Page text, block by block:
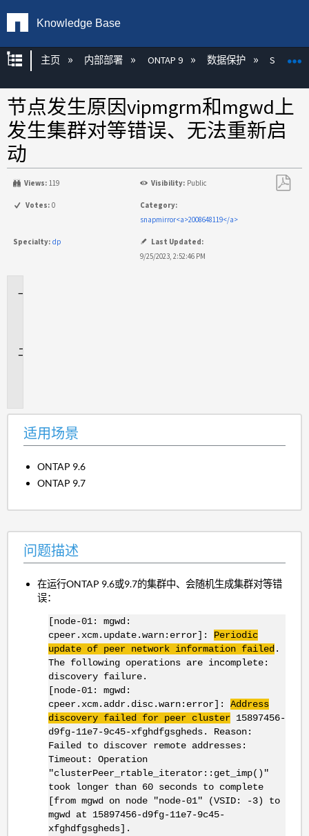
Knowledge Base
扩展/隐缩全局层次
主页 内部部署 ONTAP 9 数据保护
节点发生原因vipmgrm和mgwd上
发生集群对等错误、无法重新启
动
Views: 119 Visibility: Public
Votes: 0
Category:
snapmirror<a>2008648119</a>
Specialty: dp
Last Updated:
9/25/2023, 2:52:46 PM
适用场景
ONTAP 9.6
ONTAP 9.7
问题描述
在运行ONTAP 9.6或9.7的集群中、会随机生成集群对等错
误：
[node-01: mgwd:
cpeer.xcm.update.warn:error]: Periodic
update of peer network information failed .
The following operations are incomplete:
discovery failure.
[node-01: mgwd:
cpeer.xcm.addr.disc.warn:error]: Address
discovery failed for peer cluster15897456-
d9fg-11e7-9c45-xfghdfgsgheds. Reason:
Failed to discover remote addresses:
Timeout: Operation
"clusterPeer_rtable_iterator::get_imp()"
took longer than 60 seconds to complete
[from mgwd on node "node-01" (VSID: -3) to
mgwd at 15897456-d9fg-11e7-9c45-
xfghdfgsgheds].